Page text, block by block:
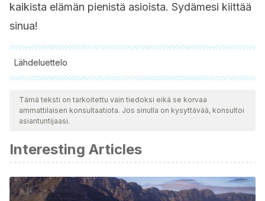
kaikista elämän pienistä asioista. Sydämesi kiittää
sinua!
Lähdeluettelo
Kaikki lainatut lähteet tarkistettiin perusteellisesti tiimimme
toimesta varmistaaksemme niiden laadun, luotettavuuden,
ajantasaisuuden ja pätevyyden. Tämän artikkelin bibliografia
Sanguinetti, M. C., & Tristani-Firouzi, M. (2006). hERG
potassium channels and cardiac arrhythmia. Nature.
https://doi.org/10.1038/nature04710
Antzelevitch, C., & Burashnikov, A. (2011). Overview of
Tämä teksti on tarkoitettu vain tiedoksi eikä se korvaa
ammattilaisen konsultaatiota. Jos sinulla on kysyttävää, konsultoi
asiantuntijaasi.
Interesting Articles